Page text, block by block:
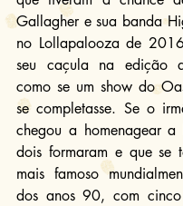
Gallagher e sua banda
no Lollapalooza de
seu caçula na edição
como se um show do
se completasse. Se o
chegou a homenagear
dois formaram e que se
mais famoso
dos anos 90, com cinco